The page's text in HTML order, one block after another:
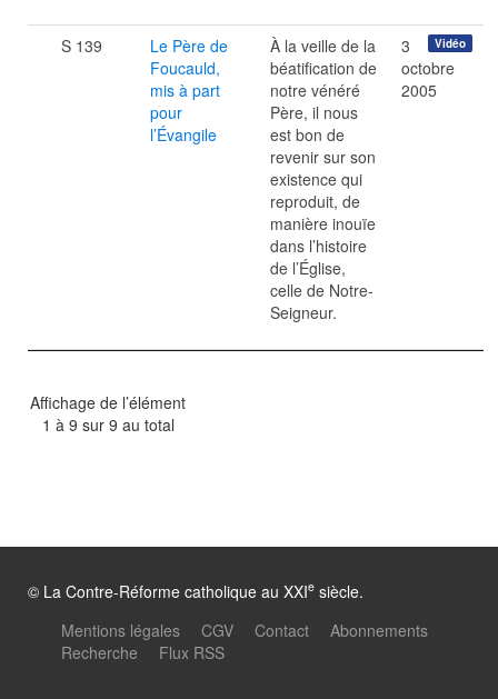
S 139
Le Père de
Foucauld,
mis à part
pour
l’Évangile
À la veille de la
béatification de
notre vénéré
Père, il nous
est bon de
revenir sur son
existence qui
reproduit, de
manière inouïe
dans l’histoire
de l’Église,
celle de Notre-
Seigneur.
Vidéo
3
octobre
2005
Affichage de l’élément
1 à 9 sur 9 au total
© La Contre-Réforme catholique au XXIe siècle.
Mentions légales
CGV Contact
Abonnements
Recherche
Flux RSS